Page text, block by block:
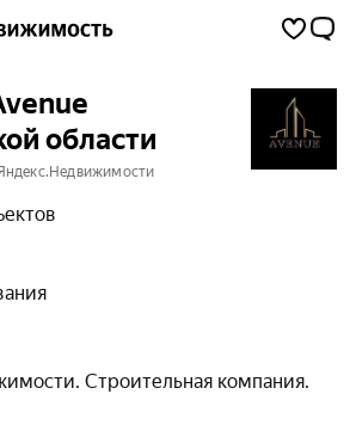
области
Строительная компания.